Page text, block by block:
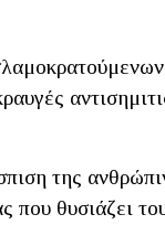
της
που θυσιάζει